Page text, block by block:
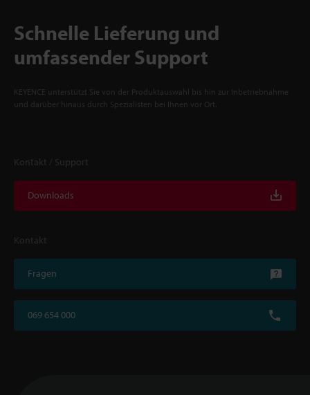
Schnelle Lieferung und
umfassender Support
KEYENCE unterstützt Sie von der Produktauswahl bis hin zur Inbetriebnahme
und darüber hinaus durch Spezialisten bei Ihnen vor Ort.
Kontakt / Support
Downloads
Kontakt
Fragen
069 654 000